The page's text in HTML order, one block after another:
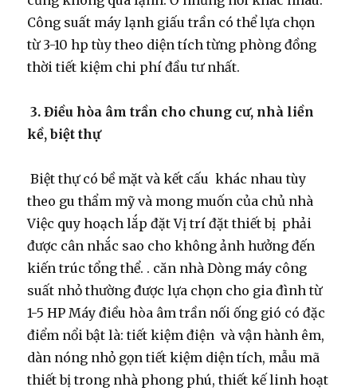
Công suất máy lạnh giấu trần có thể lựa chọn
từ 3-10 hp tùy theo diện tích từng phòng đồng
thời tiết kiệm chi phí đầu tư nhất.
3. Điều hòa âm trần cho chung cư, nhà liền
kề, biệt thự
Biệt thự có bề mặt và kết cấu khác nhau tùy
theo gu thẩm mỹ và mong muốn của chủ nhà
Việc quy hoạch lắp đặt Vị trí đặt thiết bị phải
được cân nhắc sao cho không ảnh hưởng đến
kiến ​​trúc tổng thể. . căn nhà Dòng máy công
suất nhỏ thường được lựa chọn cho gia đình từ
1-5 HP Máy điều hòa âm trần nối ống gió có đặc
điểm nổi bật là: tiết kiệm điện và vận hành êm,
dàn nóng nhỏ gọn tiết kiệm diện tích, mẫu mã
thiết bị trong nhà phong phú, thiết kế linh hoạt